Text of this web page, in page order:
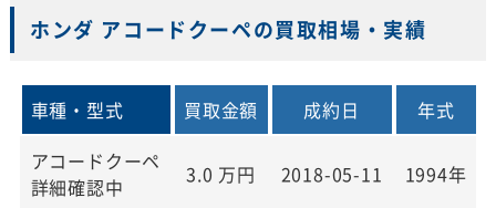
ホンダ アコードクーペの買取相場・実績
車種・型式 買取金額 成約日
年式
アコードクーペ
詳細確認中
3.0 万円 2018-05-11 1994年